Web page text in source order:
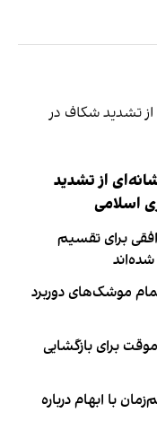
از تشدید
اسلامی
برای تقسیم
تمام موشک‌های دوربرد
برای بازگشایی
با ابهام درباره